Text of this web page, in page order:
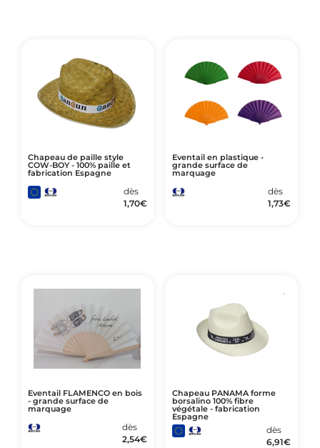
Chapeau de paille style
COW-BOY - 100% paille et
fabrication Espagne
dès
1,70€
Eventail en plastique -
grande surface de
marquage
dès
1,73€
Eventail FLAMENCO en bois
- grande surface de
marquage
dès
2,54€
Chapeau PANAMA forme
borsalino 100% fibre
végétale - fabrication
Espagne
dès
6,91€